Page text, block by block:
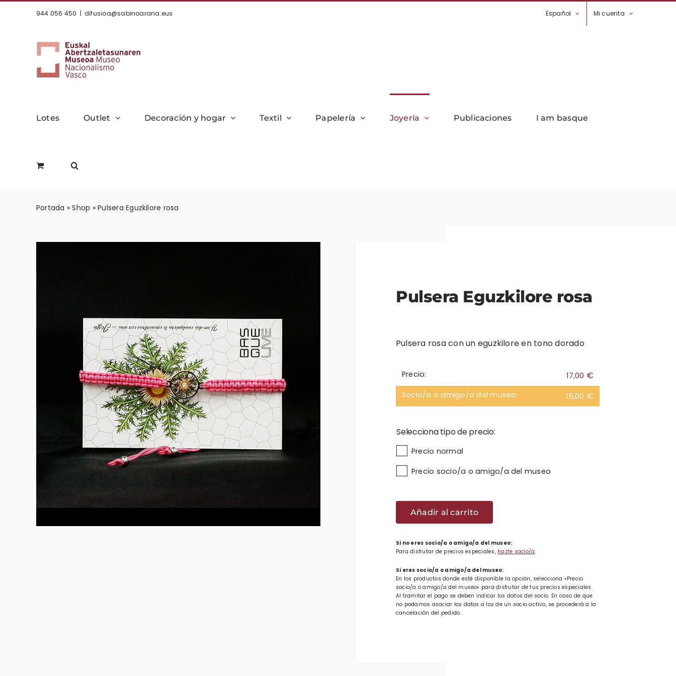
944 056 450 | difusioa@sabinoarana.eus Español Mi cuenta
Lotes Outlet Decoración y hogar Textil Papelería Joyería Publicaciones I am basque
Portada »Shop »Pulsera Eguzkilore rosa
Pulsera Eguzkilore rosa
Pulsera rosa con un eguzkilore en tono dorado
Precio: 17,00 €
Socio/a o amigo/a del museo: 15,00 €
Selecciona tipo de precio:
Precio normal
Precio socio/a o amigo/a del museo
Pulsera
Eguzkilore
rosa
cantidad
Añadir al carrito
Si no eres socio/a o amigo/a del museo:
Para disfrutar de precios especiales, hazte socio/a.
Si eres socio/a o amigo/a del museo:
En los productos donde esté disponible la opción, selecciona «Precio
socio/a o amigo/a del museo» para disfrutar de tus precios especiales.
Al tramitar el pago se deben indicar los datos del socio. En caso de que
no podamos asociar los datos a los de un socio activo, se procederá a la
cancelación del pedido.